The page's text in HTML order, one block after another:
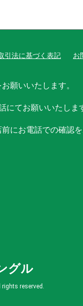
引法に基づく表記 お
願いいたします。
てお願いいたしま
にお電話での確認を
グル
rights reserved.